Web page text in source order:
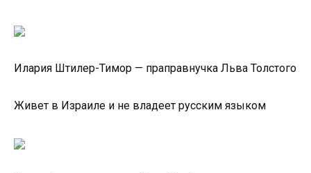
Илария Штилер-Тимор — праправнучка Льва Толстого
Живет в Израиле и не владеет русским языком